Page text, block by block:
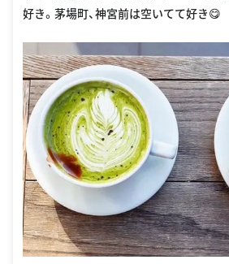
好き。茅場町、神宮前は空いてて好き😋